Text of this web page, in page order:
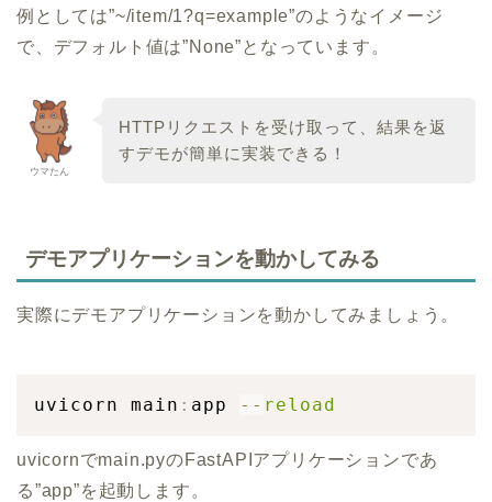
例としては”~/item/1?q=example”のようなイメージ
で、デフォルト値は”None”となっています。
ウマたん
HTTPリクエストを受け取って、結果を返
すデモが簡単に実装できる！
デモアプリケーションを動かしてみる
実際にデモアプリケーションを動かしてみましょう。
uvicorn main : app - - reload
uvicornでmain.pyのFastAPIアプリケーションであ
る”app”を起動します。